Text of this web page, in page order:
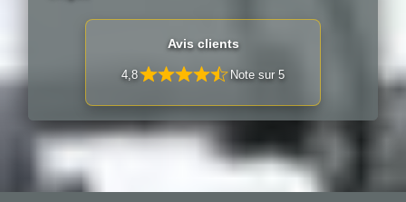
Avis clients
4,8 Note sur 5